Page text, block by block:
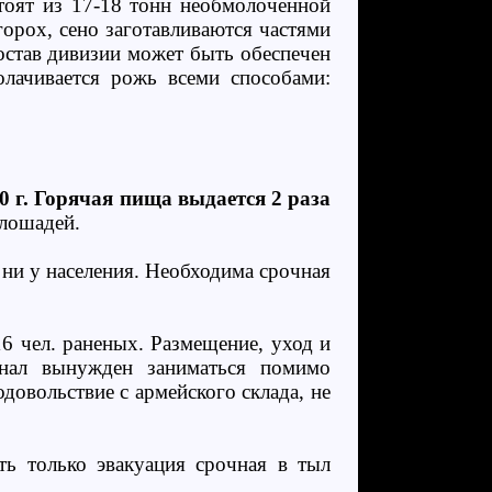
из 17-18 тонн необмолоченной
сено заготавливаются частями
дивизии может быть обеспечен
рожь всеми способами:
г. Горячая пища выдается 2 раза
у населения. Необходима срочная
чел. раненых. Размещение, уход и
вынужден заниматься помимо
с армейского склада, не
только эвакуация срочная в тыл